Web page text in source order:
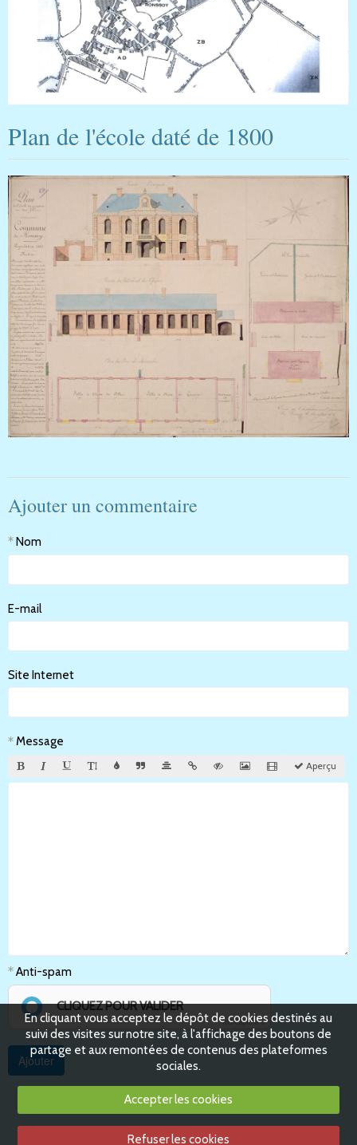
Plan de l'école daté de 1800
Ajouter un commentaire
Nom
E-mail
Site Internet
Message
Aperçu
Anti-spam
CLIQUEZ POUR VALIDER
IconCaptcha ©
En cliquant vous acceptez le dépôt de cookies destinés au
suivi des visites sur notre site, à l'affichage des boutons de
partage et aux remontées de contenus des plateformes
sociales.
Accepter les cookies
Refuser les cookies